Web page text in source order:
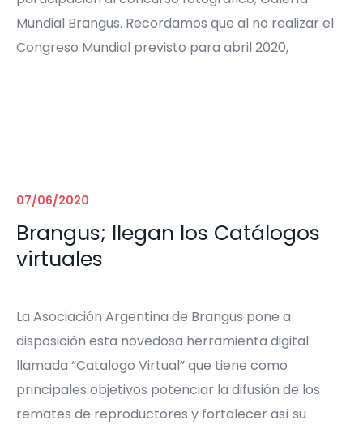
Mundial Brangus. Recordamos que al no realizar el
Congreso Mundial previsto para abril 2020,
07/06/2020
Brangus; llegan los Catálogos
virtuales
La Asociación Argentina de Brangus pone a
disposición esta novedosa herramienta digital
llamada “Catalogo Virtual” que tiene como
principales objetivos potenciar la difusión de los
remates de reproductores y fortalecer así su